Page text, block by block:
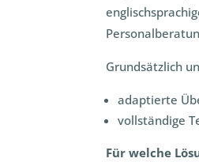
Grundsätzlich
adaptierte
vollständige
Für welche